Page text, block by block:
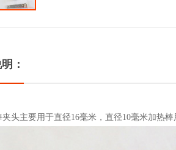
：
夹头主要用于直径16毫米，直径10毫米加热